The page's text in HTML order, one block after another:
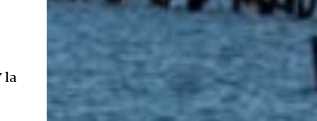
la
prisiones. El dolor vivido en carne propia y
trasladado a la piel, para contar todo lo
padecido. El relato tiene morriña, saudades,
el canto a Galicia, tierra de los padres y
ancestros que llegaron a integrar la inmensa
masa de inmigrantes que ar...